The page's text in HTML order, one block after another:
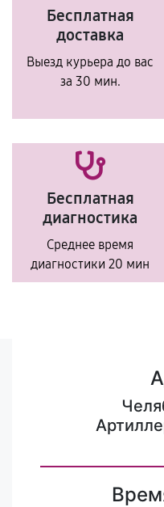
Бесплатная
доставка
Выезд курьера до вас
за 30 мин.
Бесплатная
диагностика
Среднее время
диагностики 20 мин